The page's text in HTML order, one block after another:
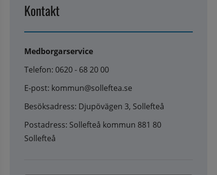
Kontakt
Medborgarservice
Telefon: 0620 - 68 20 00
E-post: kommun@solleftea.se
Besöksadress: Djupövägen 3, Sollefteå
Postadress: Sollefteå kommun 881 80
Sollefteå